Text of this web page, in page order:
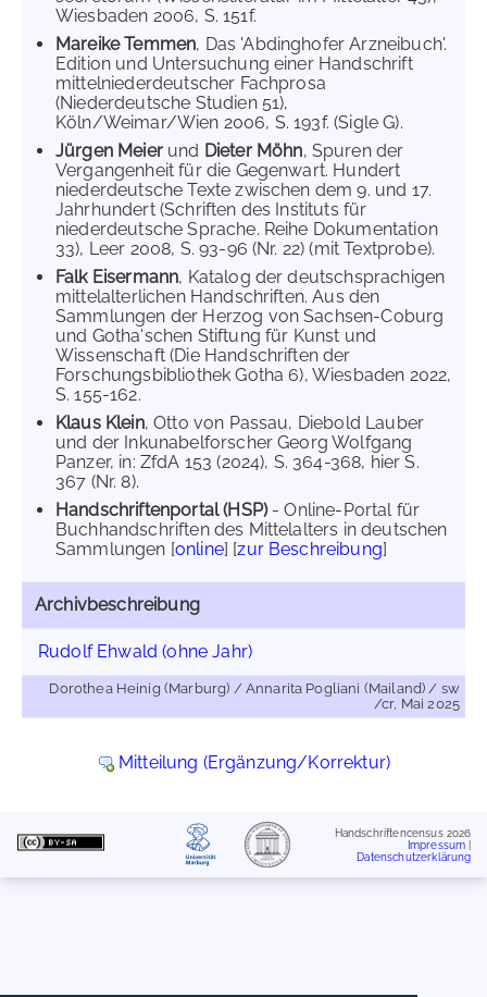
Wiesbaden 2006, S. 151f.
Mareike Temmen, Das 'Abdinghofer Arzneibuch'.
Edition und Untersuchung einer Handschrift
mittelniederdeutscher Fachprosa
(Niederdeutsche Studien 51),
Köln/Weimar/Wien 2006, S. 193f. (Sigle G).
Jürgen Meierund Dieter Möhn, Spuren der
Vergangenheit für die Gegenwart. Hundert
niederdeutsche Texte zwischen dem 9. und 17.
Jahrhundert (Schriften des Instituts für
niederdeutsche Sprache. Reihe Dokumentation
33), Leer 2008, S. 93-96 (Nr. 22) (mit Textprobe).
Falk Eisermann, Katalog der deutschsprachigen
mittelalterlichen Handschriften. Aus den
Sammlungen der Herzog von Sachsen-Coburg
und Gotha'schen Stiftung für Kunst und
Wissenschaft (Die Handschriften der
Forschungsbibliothek Gotha 6), Wiesbaden 2022,
S. 155-162.
Klaus Klein, Otto von Passau, Diebold Lauber
und der Inkunabelforscher Georg Wolfgang
Panzer, in: ZfdA 153 (2024), S. 364-368, hier S.
367 (Nr. 8).
Handschriftenportal (HSP)- Online-Portal für
Buchhandschriften des Mittelalters in deutschen
Sammlungen [online] [zur Beschreibung]
Archivbeschreibung
Rudolf Ehwald (ohne Jahr)
Dorothea Heinig (Marburg) / Annarita Pogliani (Mailand) / sw
/cr, Mai 2025
Mitteilung (Ergänzung/Korrektur)
Handschriftencensus 2026
Impressum
Datenschutzerklärung